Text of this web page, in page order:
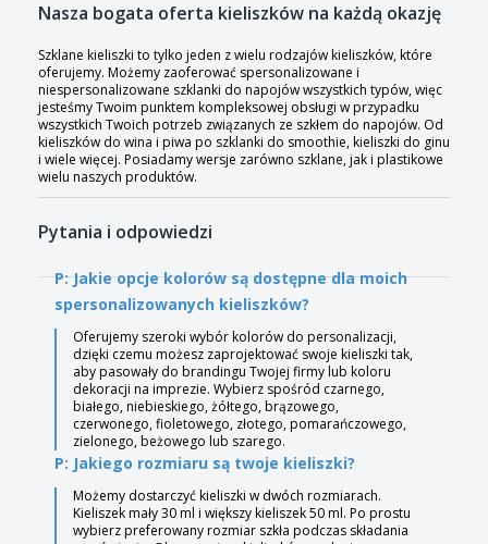
Nasza bogata oferta kieliszków na każdą okazję
Szklane kieliszki to tylko jeden z wielu rodzajów kieliszków, które
oferujemy. Możemy zaoferować spersonalizowane i
niespersonalizowane szklanki do napojów wszystkich typów, więc
jesteśmy Twoim punktem kompleksowej obsługi w przypadku
wszystkich Twoich potrzeb związanych ze szkłem do napojów. Od
kieliszków do wina i piwa po szklanki do smoothie, kieliszki do ginu
i wiele więcej. Posiadamy wersje zarówno szklane, jak i plastikowe
wielu naszych produktów.
Pytania i odpowiedzi
P: Jakie opcje kolorów są dostępne dla moich
spersonalizowanych kieliszków?
Oferujemy szeroki wybór kolorów do personalizacji,
dzięki czemu możesz zaprojektować swoje kieliszki tak,
aby pasowały do brandingu Twojej firmy lub koloru
dekoracji na imprezie. Wybierz spośród czarnego,
białego, niebieskiego, żółtego, brązowego,
czerwonego, fioletowego, złotego, pomarańczowego,
zielonego, beżowego lub szarego.
P: Jakiego rozmiaru są twoje kieliszki?
Możemy dostarczyć kieliszki w dwóch rozmiarach.
Kieliszek mały 30 ml i większy kieliszek 50 ml. Po prostu
wybierz preferowany rozmiar szkła podczas składania